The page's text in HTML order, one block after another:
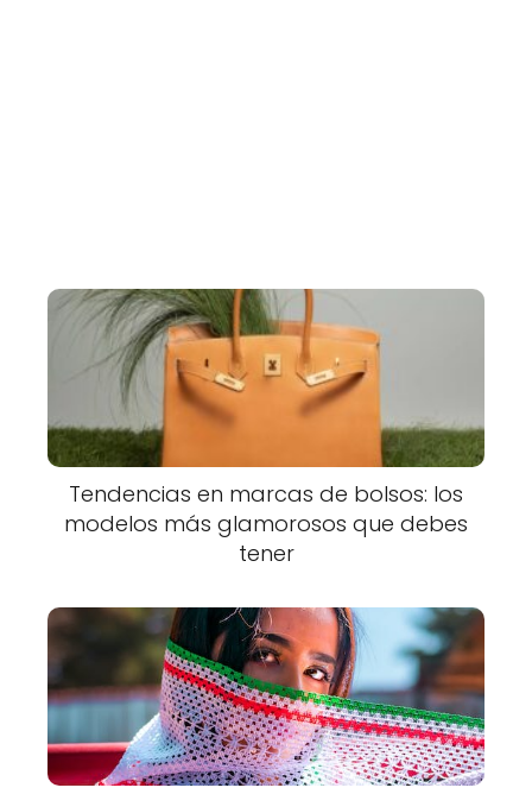
Tendencias en marcas de bolsos: los
modelos más glamorosos que debes
tener